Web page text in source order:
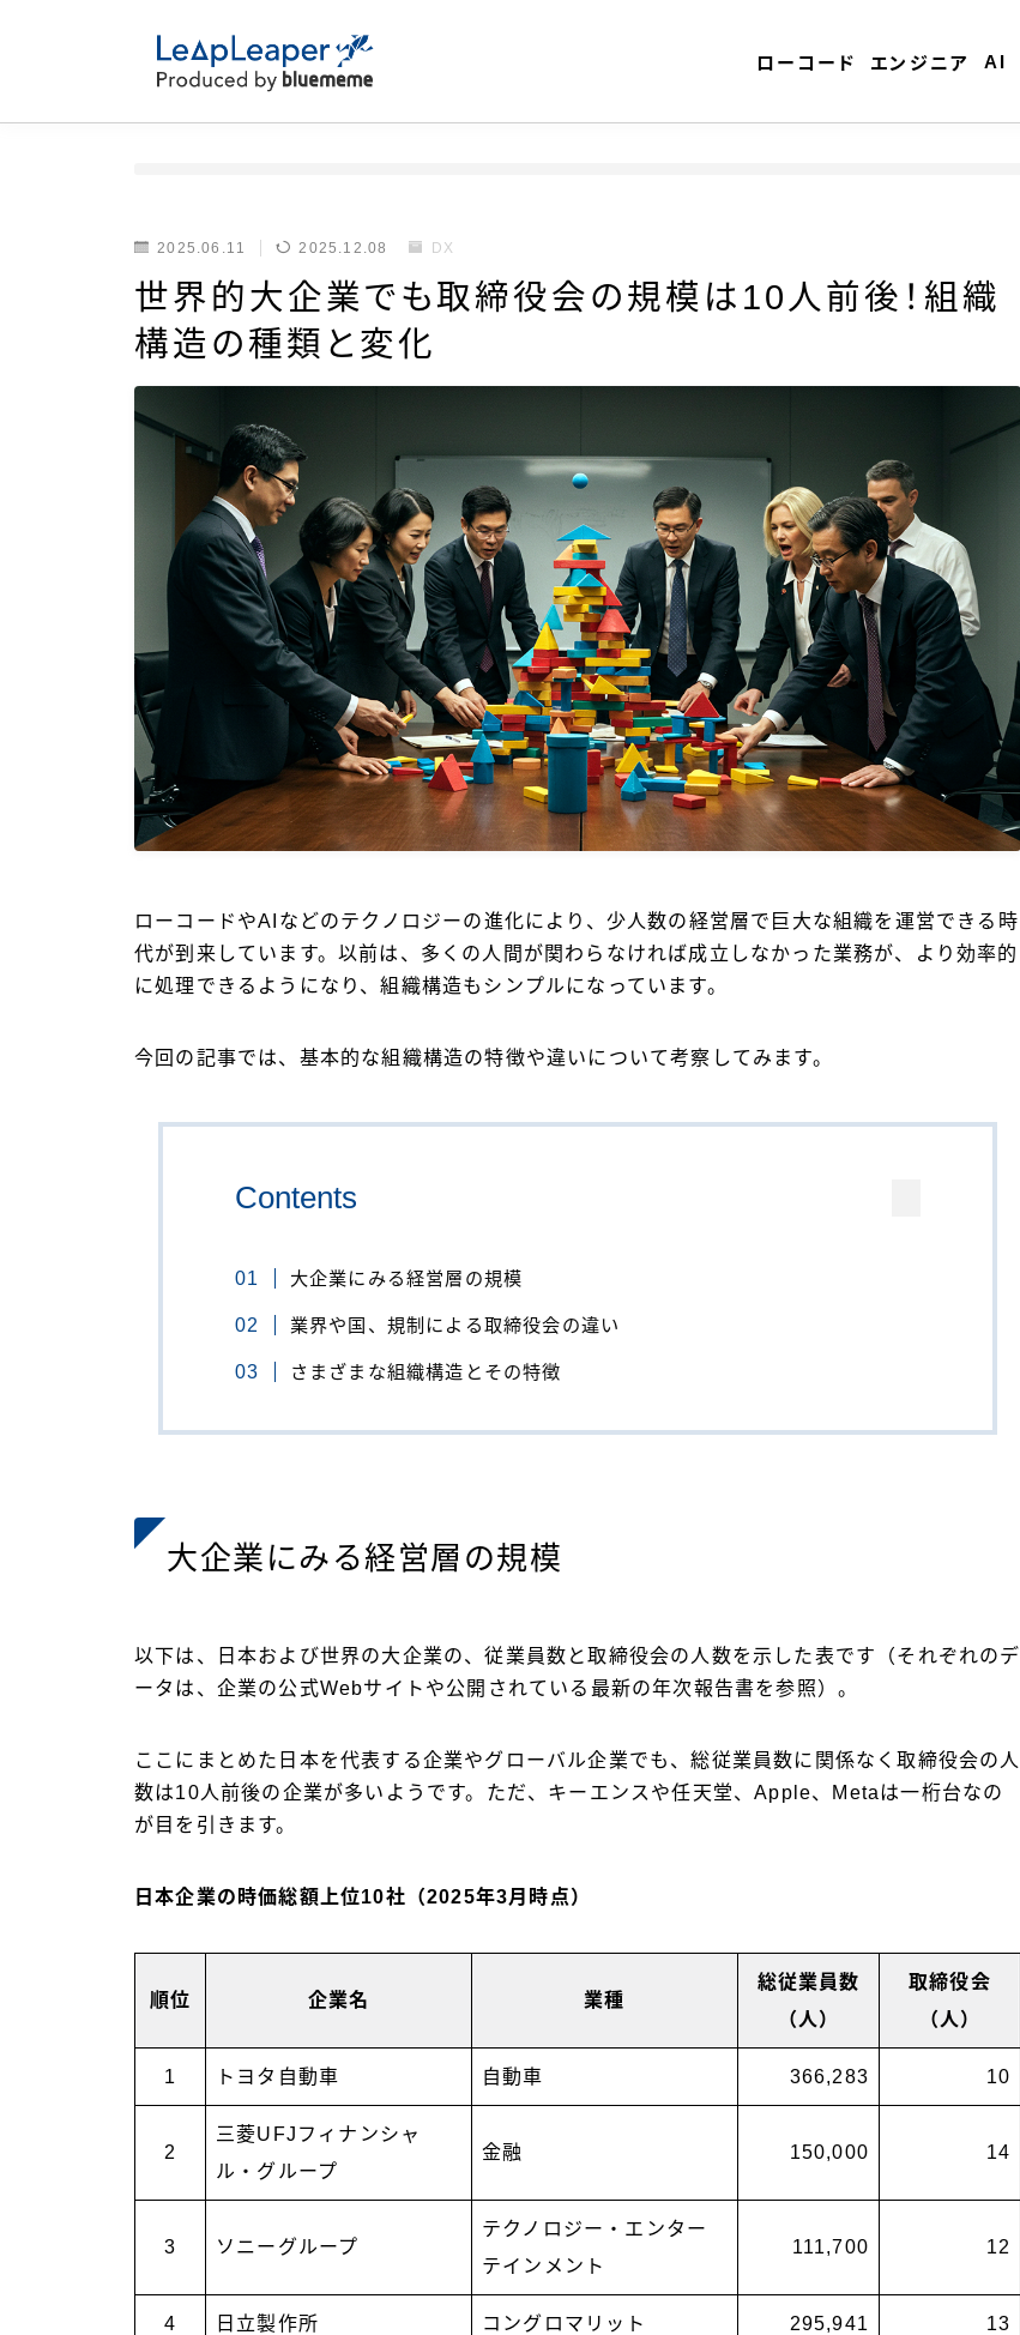
ローコード エンジニア AI
エンジニア
テクノロジー
BlueMeme
2025.06.11 2025.12.08 DX
世界的大企業でも取締役会の規模は10人前後！組織
構造の種類と変化
ローコードやAIなどのテクノロジーの進化により、少人数の経営層で巨大な組織を運営できる時
代が到来しています。以前は、多くの人間が関わらなければ成立しなかった業務が、より効率的
に処理できるようになり、組織構造もシンプルになっています。
今回の記事では、基本的な組織構造の特徴や違いについて考察してみます。
Contents
大企業にみる経営層の規模
業界や国、規制による取締役会の違い
さまざまな組織構造とその特徴
大企業にみる経営層の規模
以下は、日本および世界の大企業の、従業員数と取締役会の人数を示した表です（それぞれのデ
ータは、企業の公式Webサイトや公開されている最新の年次報告書を参照）。
ここにまとめた日本を代表する企業やグローバル企業でも、総従業員数に関係なく取締役会の人
数は10人前後の企業が多いようです。ただ、キーエンスや任天堂、Apple、Metaは一桁台なの
が目を引きます。
日本企業の時価総額上位10社（2025年3月時点）
順位 企業名 業種
総従業員数
（人）
取締役会
（人）
1 トヨタ自動車 自動車 366,283 10
2
三菱UFJフィナンシャ
ル・グループ
金融 150,000 14
3 ソニーグループ
テクノロジー・エンター
テインメント
111,700 12
4 日立製作所 コングロマリット 295,941 13